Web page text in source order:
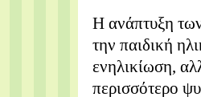
Η ανάπτυξη
την παιδική
ενηλικίωση,
περισσότερο